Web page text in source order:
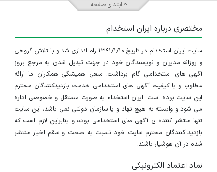
ابتدای صفحه
مختصری درباره ایران استخدام
سایت ایران استخدام در تاریخ ۱۳۹۱/۱/۱۰ راه اندازی شد و با تلاش گروهی
و روزانه مدیران و نویسندگان خود در جهت تبدیل شدن به مرجع بروز
آگهی های استخدامی گام برداشت. سعی همیشگی همکاران ما ارائه
مطلوب و با کیفیت آگهی های استخدامی خدمت بازدیدکنندگان محترم
این سایت بوده است. ایران استخدام به صورت مستقل و خصوصی اداره
می شود و وابسته به هیچ نهاد و یا سازمان دولتی نمی باشد، این سایت
تنها منتشر کننده ی آگهی های استخدامی بوده و بنابراین لازم است که
بازدید کنندگان محترم سایت خود نسبت به صحت و سقم اخبار منتشر
شده در آن هوشیار باشند.
نماد اعتماد الکترونیکی